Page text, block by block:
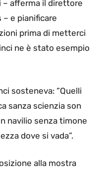
afferma il direttore
– e pianificare
prima di metterci
ne è stato esempio
sosteneva: “Quelli
sanza scienzia son
navilio senza timone
dove si vada”.
alla mostra